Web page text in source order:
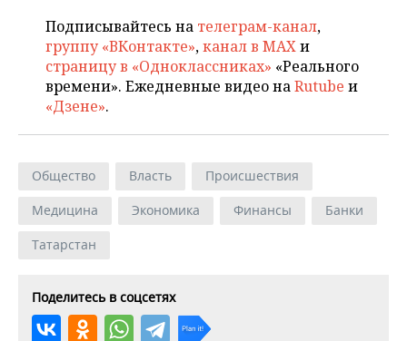
Подписывайтесь на телеграм-канал,
группу «ВКонтакте»,канал в MAXи
страницу в «Одноклассниках» «Реального
времени». Ежедневные видео наRutube и
«Дзене».
Общество Власть
Происшествия
Медицина
Экономика Финансы
Банки
Татарстан
Поделитесь в соцсетях